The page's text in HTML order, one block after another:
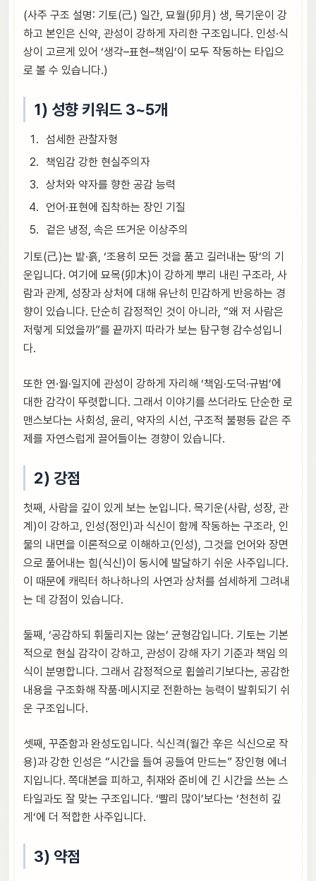
(사주 구조 설명: 기토(己) 일간, 묘월(卯月) 생, 목기운이 강
하고 본인은 신약, 관성이 강하게 자리한 구조입니다. 인성·식
상이 고르게 있어 ‘생각–표현–책임’이 모두 작동하는 타입으
로 볼 수 있습니다.)
1) 성향 키워드 3~5개
섬세한 관찰자형
책임감 강한 현실주의자
상처와 약자를 향한 공감 능력
언어·표현에 집착하는 장인 기질
겉은 냉정, 속은 뜨거운 이상주의
기토(己)는 밭·흙, ‘조용히 모든 것을 품고 길러내는 땅’의 기
운입니다. 여기에 묘목(卯木)이 강하게 뿌리 내린 구조라, 사
람과 관계, 성장과 상처에 대해 유난히 민감하게 반응하는 경
향이 있습니다. 단순히 감정적인 것이 아니라, “왜 저 사람은
저렇게 되었을까”를 끝까지 따라가 보는 탐구형 감수성입니
다.
또한 연·월·일지에 관성이 강하게 자리해 ‘책임·도덕·규범’에
대한 감각이 뚜렷합니다. 그래서 이야기를 쓰더라도 단순한 로
맨스보다는 사회성, 윤리, 약자의 시선, 구조적 불평등 같은 주
제를 자연스럽게 끌어들이는 경향이 있습니다.
2) 강점
첫째, 사람을 깊이 있게 보는 눈입니다. 목기운(사람, 성장, 관
계)이 강하고, 인성(정인)과 식신이 함께 작동하는 구조라, 인
물의 내면을 이론적으로 이해하고(인성), 그것을 언어와 장면
으로 풀어내는 힘(식신)이 동시에 발달하기 쉬운 사주입니다.
이 때문에 캐릭터 하나하나의 사연과 상처를 섬세하게 그려내
는 데 강점이 있습니다.
둘째, ‘공감하되 휘둘리지는 않는’ 균형감입니다. 기토는 기본
적으로 현실 감각이 강하고, 관성이 강해 자기 기준과 책임 의
식이 분명합니다. 그래서 감정적으로 휩쓸리기보다는, 공감한
내용을 구조화해 작품·메시지로 전환하는 능력이 발휘되기 쉬
운 구조입니다.
셋째, 꾸준함과 완성도입니다. 식신격(월간 辛은 식신으로 작
용)과 강한 인성은 “시간을 들여 공들여 만드는” 장인형 에너
지입니다. 쪽대본을 피하고, 취재와 준비에 긴 시간을 쓰는 스
타일과도 잘 맞는 구조입니다. ‘빨리 많이’보다는 ‘천천히 깊
게’에 더 적합한 사주입니다.
3) 약점